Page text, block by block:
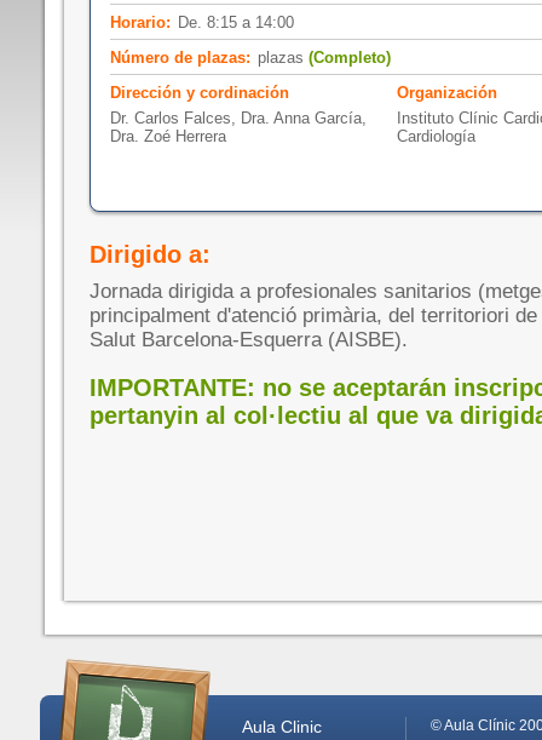
Horario: De. 8:15 a 14:00
Número de plazas: plazas (Completo)
Dirección y cordinación
Dr. Carlos Falces, Dra. Anna García,
Dra. Zoé Herrera
Organización
Instituto Clínic
Cardiología
Dirigido a:
Jornada dirigida a profesionales sanitarios
principalment d'atenció primària, del territoriori
Salut Barcelona-Esquerra (AISBE).
IMPORTANTE: no se aceptarán
pertanyin al col·lectiu al que va
Aula Clinic
© Aula Clínic